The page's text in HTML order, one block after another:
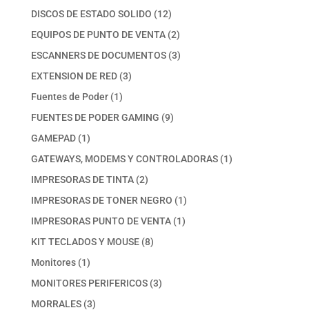
productos
DISCOS DE ESTADO SOLIDO 1212
productos
EQUIPOS DE PUNTO DE VENTA 22
productos
ESCANNERS DE DOCUMENTOS 33
EXTENSION DE RED 33
Fuentes de Poder 11
producto
FUENTES DE PODER GAMING 99
GAMEPAD 11
producto
GATEWAYS, MODEMS Y CONTROLADORAS 11
IMPRESORAS DE TINTA 22
productos
IMPRESORAS DE TONER NEGRO 11
producto
IMPRESORAS PUNTO DE VENTA 11
KIT TECLADOS Y MOUSE 88
Monitores 11
producto
MONITORES PERIFERICOS 33
MORRALES 33